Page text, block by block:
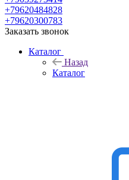
+79620484828
+79620300783
Заказать звонок
Каталог
Назад
Каталог